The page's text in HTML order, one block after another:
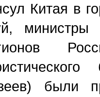
Китая в
министры
были